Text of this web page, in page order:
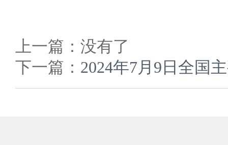
上一篇：没有了
下一篇： 2024年7月9日全国